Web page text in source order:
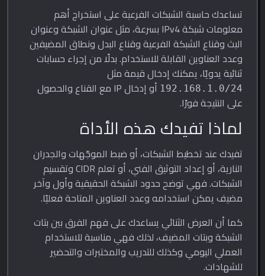
تساعدك حاسبة الشبكات الفرعية على استخراج أهم
معلومات شبكة IPv4 بسرعة، مثل عنوان الشبكة وعنوان
البث وقناع الشبكة الفرعية وقناع البدل ونطاق المضيفين
وعدد العناوين القابلة للاستخدام. بدلًا من إجراء حسابات
ثنائية يدويًا، يمكنك إدخال قيمة مثل
192.168.1.0/24
أو إدخال IP مع القناع والحصول
على النتيجة فورًا.
لماذا تفيدك هذه الأداة
تفيدك عند تخطيط الشبكات، أو ضبط الموجّهات والجدران
النارية، أو إعداد التوثيق الفني، أو تعلم CIDR وتقسيم
الشبكات. فهي توضح حدود الشبكة الحقيقية وأول وآخر
مضيف يمكن استخدامه وعدد العناوين المتاحة فعليًا.
كما أن العرض الثنائي يساعدك على فهم الفرق بين بتات
الشبكة وبتات المضيف، لذلك فهي مناسبة للاستخدام
العملي اليومي وكذلك للتدريب والمختبرات والتحضير
للشهادات.